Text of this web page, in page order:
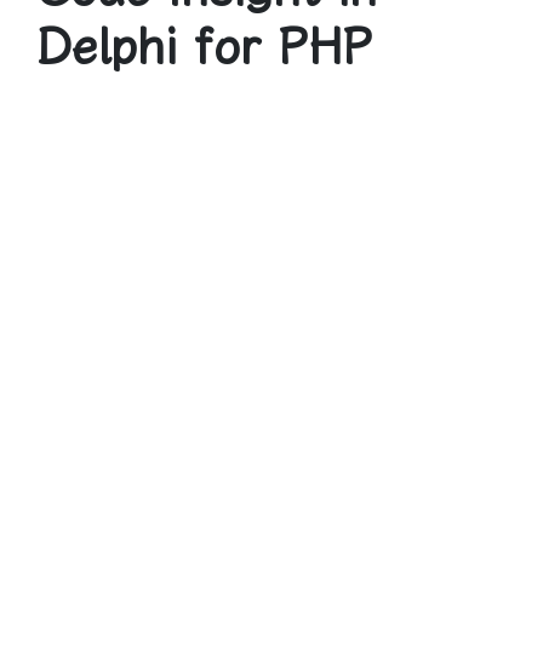
Delphi for PHP